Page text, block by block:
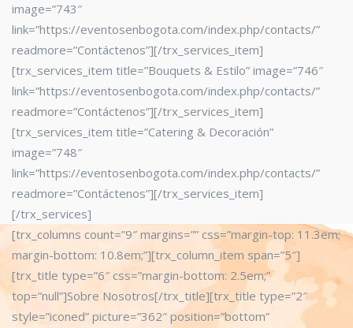
image=”743″
link=”https://eventosenbogota.com/index.php/contacts/”
readmore=”Contáctenos”][/trx_services_item]
[trx_services_item title=”Bouquets & Estilo” image=”746″
link=”https://eventosenbogota.com/index.php/contacts/”
readmore=”Contáctenos”][/trx_services_item]
[trx_services_item title=”Catering & Decoración”
image=”748″
link=”https://eventosenbogota.com/index.php/contacts/”
readmore=”Contáctenos”][/trx_services_item]
[/trx_services]
[trx_columns count=”9″ margins=”” css=”margin-top: 11.3em;
margin-bottom: 10.8em;”][trx_column_item span=”5″]
[trx_title type=”6″ css=”margin-bottom: 2.5em;”
top=”null”]Sobre Nosotros[/trx_title][trx_title type=”2″
style=”iconed” picture=”362″ position=”bottom”